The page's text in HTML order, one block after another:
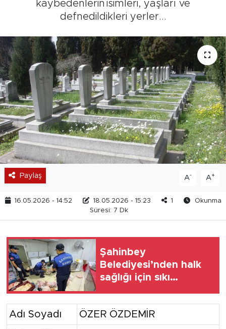
kaybedenlerin isimleri, yaşları ve
defnedildikleri yerler...
Paylaş A- A+
16.05.2026 - 14:52 18.05.2026 - 15:23 1
Okunma
Süresi: 7 Dk
Şahinbey
Belediyesi’nden halk
sağlığı için sıkı
Adı Soyadı ÖZER ÖZDEMİR